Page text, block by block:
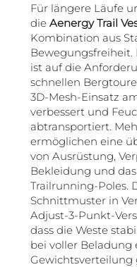
Für längere Läufe
die Aenergy Trail
Kombination aus
Bewegungsfreiheit.
ist auf die
schnellen
3D-Mesh-Einsatz
verbessert und
abtransportiert.
ermöglichen eine
von Ausrüstung,
Bekleidung und
Trailrunning-Poles.
Schnittmuster in
Adjust-3-Punkt-
dass die Weste
bei voller Beladung
Gewichtsverteilung